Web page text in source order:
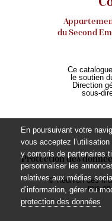
du Second
Ce
le soutien
Direction
sous-
Protection des
© Réunion des
mis
En poursuivant votre
vous acceptez
y compris de partenaires
personnaliser les
relatives aux médias
d’information, gérer ou
protection des données